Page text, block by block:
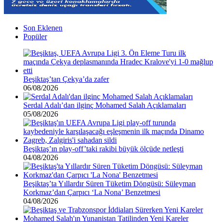
Son Eklenen
Popüler
Beşiktaş’tan Çekya’da zafer
06/08/2026
Serdal Adalı’dan ilginç Mohamed Salah Açıklamaları
05/08/2026
Beşiktaş’ın play-off’taki rakibi büyük ölçüde netleşti
04/08/2026
Beşiktaş’ta Yıllardır Süren Tüketim Döngüsü: Süleyman
Korkmaz’dan Çarpıcı ‘La Nona’ Benzetmesi
04/08/2026